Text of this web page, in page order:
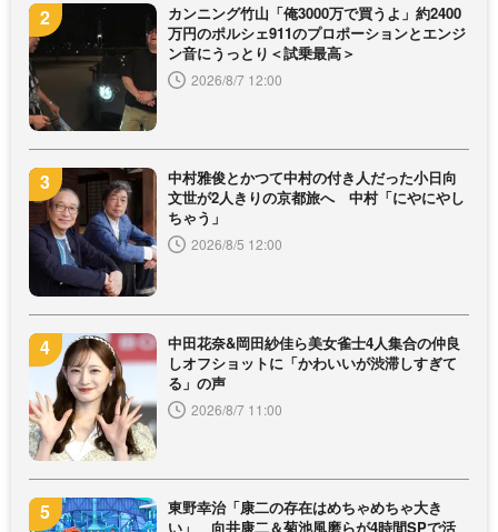
カンニング竹山「俺3000万で買うよ」約2400
万円のポルシェ911のプロポーションとエンジ
ン音にうっとり＜試乗最高＞
2026/8/7 12:00
中村雅俊とかつて中村の付き人だった小日向
文世が2人きりの京都旅へ 中村「にやにやし
ちゃう」
2026/8/5 12:00
中田花奈&岡田紗佳ら美女雀士4人集合の仲良
しオフショットに「かわいいが渋滞しすぎて
る」の声
2026/8/7 11:00
東野幸治「康二の存在はめちゃめちゃ大き
い」 向井康二＆菊池風磨らが4時間SPで活